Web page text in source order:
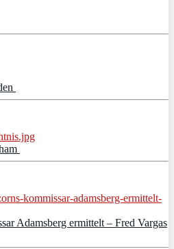
Adamsberg ermittelt – Fred Vargas